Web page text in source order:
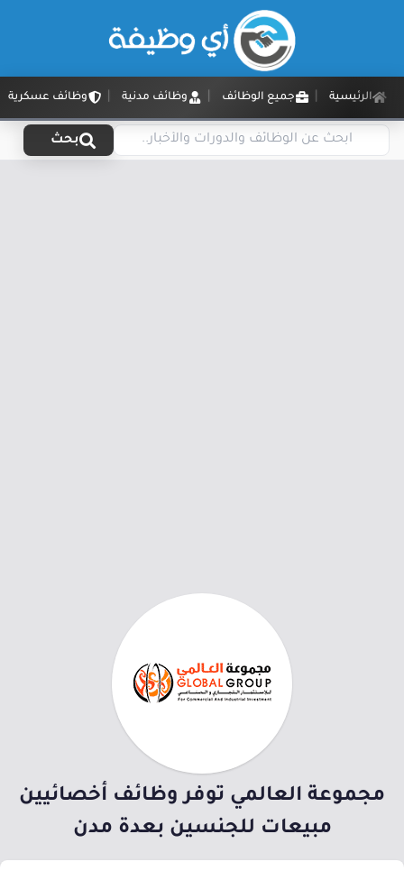
الرئيسية جميع الوظائف وظائف مدنية وظائف عسكرية
بحث
مجموعة العالمي توفر وظائف أخصائيين
مبيعات للجنسين بعدة مدن